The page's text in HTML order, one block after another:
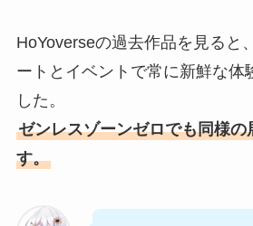
HoYoverseの過去作品を見ると
ートとイベントで常に新鮮な体
した。
ゼンレスゾーンゼロでも同様の
す。